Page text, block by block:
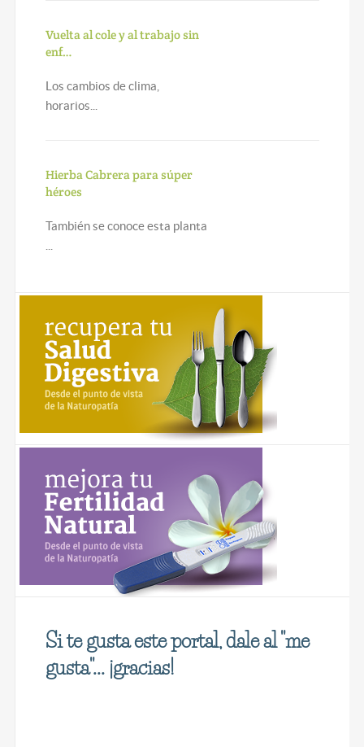
Vuelta al cole y al trabajo sin
enf…
Los cambios de clima,
horarios...
Hierba Cabrera para súper
héroes
También se conoce esta planta
...
Si te gusta este portal, dale al "me
gusta"... ¡gracias!